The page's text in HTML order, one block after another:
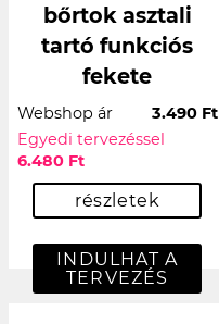
bőrtok asztali
tartó funkciós
fekete
Webshop ár
3.490 Ft
Egyedi tervezéssel
6.480 Ft
részletek
INDULHAT A
TERVEZÉS